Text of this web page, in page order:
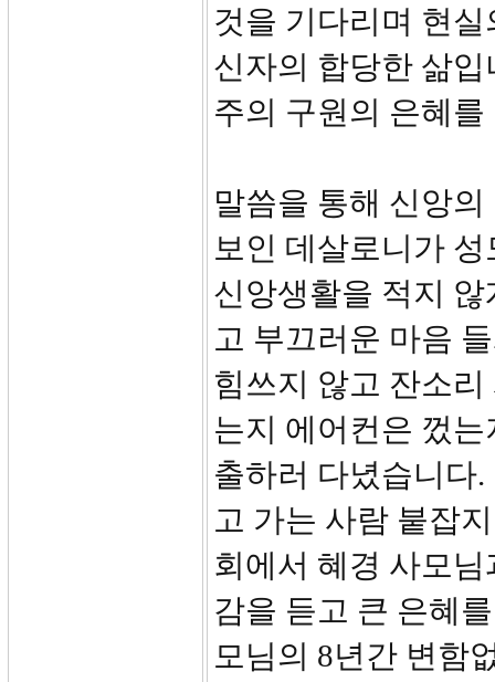
것을 기다리며 현
신자의 합당한 삶
주의 구원의 은혜
말씀을 통해 신앙
보인 데살로니가
신앙생활을 적지
고 부끄러운 마음
힘쓰지 않고 잔소
는지 에어컨은 껐
출하러 다녔습니다
고 가는 사람 붙잡
회에서 혜경 사모
감을 듣고 큰 은혜
모님의 8년간 변함